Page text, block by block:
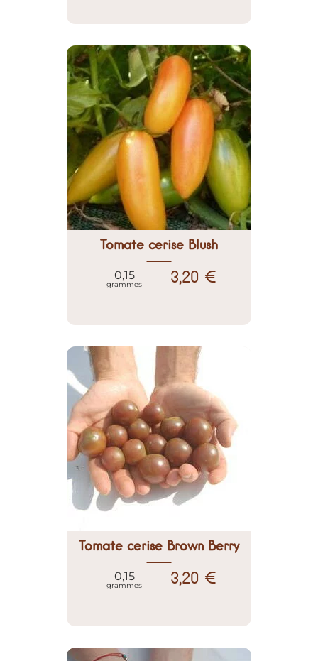
Tomate cerise Blush
0,15
grammes 3,20 €
Tomate cerise Brown Berry
0,15
grammes 3,20 €